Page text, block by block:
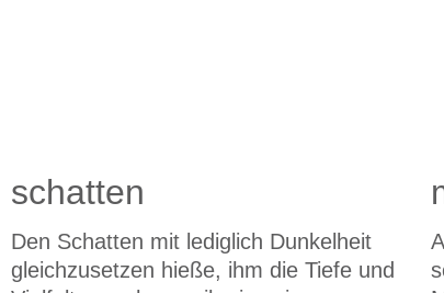
schatten
Den Schatten mit lediglich Dunkelheit
gleichzusetzen hieße, ihm die Tiefe und